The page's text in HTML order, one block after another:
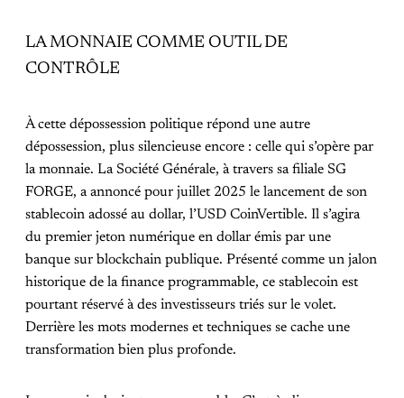
LA MONNAIE COMME OUTIL DE
CONTRÔLE
À cette dépossession politique répond une autre
dépossession, plus silencieuse encore : celle qui s’opère par
la monnaie. La Société Générale, à travers sa filiale SG
FORGE, a annoncé pour juillet 2025 le lancement de son
stablecoin adossé au dollar, l’USD CoinVertible. Il s’agira
du premier jeton numérique en dollar émis par une
banque sur blockchain publique. Présenté comme un jalon
historique de la finance programmable, ce stablecoin est
pourtant réservé à des investisseurs triés sur le volet.
Derrière les mots modernes et techniques se cache une
transformation bien plus profonde.